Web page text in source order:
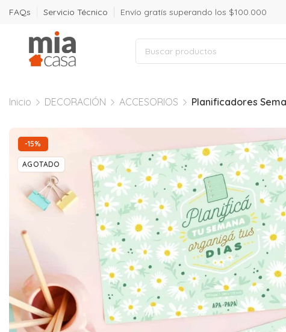
FAQs Servicio Técnico Envío gratís superando los $100.000
Inicio DECORACIÓN ACCESORIOS Planificadores
-15%
AGOTADO